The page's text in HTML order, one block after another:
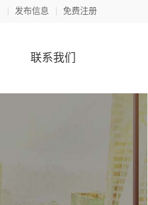
发布信息 免费注册
联系我们